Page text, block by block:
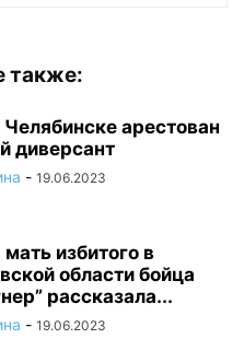
также:
Челябинске арестован
диверсант
- 19.06.2023
мать избитого в
области бойца
рассказала...
- 19.06.2023